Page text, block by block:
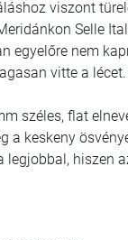
viszont
Selle
egyelőre nem
vitte a
széles, flat
a keskeny
legjobbal, hiszen